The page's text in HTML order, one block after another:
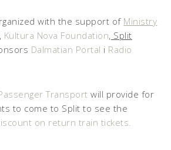
with the support of Ministry
, Kultura Nova Foundation, Split
Dalmatian Portal i Radio
Transport will provide for
to come to Split to see the
on return train tickets.